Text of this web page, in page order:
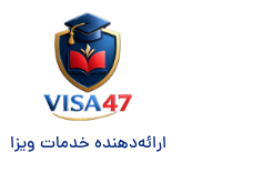
ارائه‌دهنده خدمات ویزا